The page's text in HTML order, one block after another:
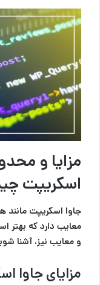
مزایا و
اسکریپت
جاوا اسکریپت مانند
معایب دارد که بهتر
و معایب نیز، آشنا
مزایای جاوا